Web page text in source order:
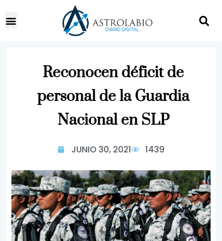
Reconocen déficit de
personal de la Guardia
Nacional en SLP
JUNIO 30, 2021 1439